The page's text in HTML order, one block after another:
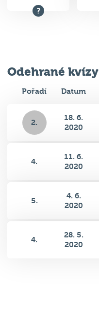
Odehrané kvízy
Pořadí Datum
2.
18. 6.
2020
4.
11. 6.
2020
5.
4. 6.
2020
4.
28. 5.
2020